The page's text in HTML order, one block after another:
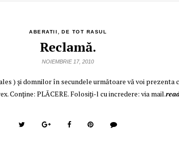
ABERATII DE TOT RASUL
Reclamă.
NOIEMBRIE 17, 2010
) şi domnilor în secundele următoare vă voi prezenta
Conţine: PLĂCERE. Folosiţi-l cu incredere: via mail.